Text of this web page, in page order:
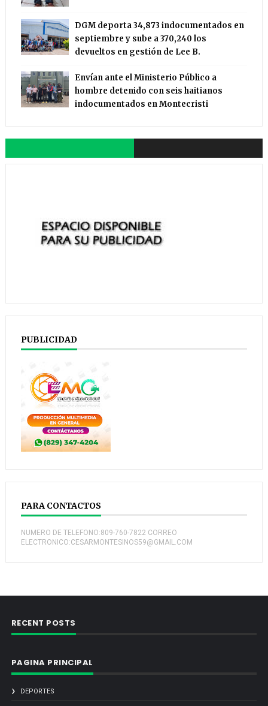
DGM deporta 34,873 indocumentados en
septiembre y sube a 370,240 los
devueltos en gestión de Lee B.
Envían ante el Ministerio Público a
hombre detenido con seis haitianos
indocumentados en Montecristi
PUBLICIDAD
PARA CONTACTOS
NUMERO DE TELEFONO:809-760-7822 CORREO
ELECTRONICO:CESARMONTESINOS59@GMAIL.COM
RECENT POSTS
PAGINA PRINCIPAL
DEPORTES